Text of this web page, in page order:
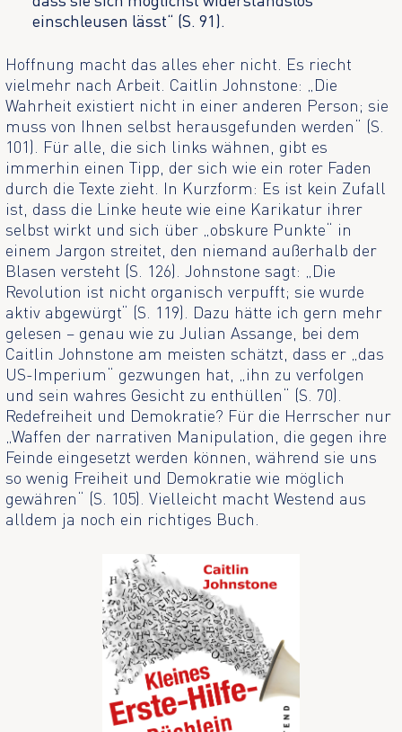
einschleusen lässt“ (S. 91).
Hoffnung macht das alles eher nicht. Es riecht
vielmehr nach Arbeit. Caitlin Johnstone: „Die
Wahrheit existiert nicht in einer anderen Person; sie
muss von Ihnen selbst herausgefunden werden“ (S.
101). Für alle, die sich links wähnen, gibt es
immerhin einen Tipp, der sich wie ein roter Faden
durch die Texte zieht. In Kurzform: Es ist kein Zufall
ist, dass die Linke heute wie eine Karikatur ihrer
selbst wirkt und sich über „obskure Punkte“ in
einem Jargon streitet, den niemand außerhalb der
Blasen versteht (S. 126). Johnstone sagt: „Die
Revolution ist nicht organisch verpufft; sie wurde
aktiv abgewürgt“ (S. 119). Dazu hätte ich gern mehr
gelesen – genau wie zu Julian Assange, bei dem
Caitlin Johnstone am meisten schätzt, dass er „das
US-Imperium“ gezwungen hat, „ihn zu verfolgen
und sein wahres Gesicht zu enthüllen“ (S. 70).
Redefreiheit und Demokratie? Für die Herrscher nur
„Waffen der narrativen Manipulation, die gegen ihre
Feinde eingesetzt werden können, während sie uns
so wenig Freiheit und Demokratie wie möglich
gewähren“ (S. 105). Vielleicht macht Westend aus
alldem ja noch ein richtiges Buch.